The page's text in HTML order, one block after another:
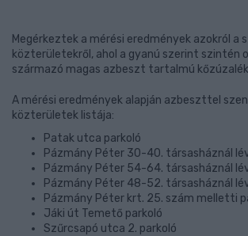
Megérkeztek a mérési eredmények azokról a
közterületekről, ahol a gyanú szerint szintén
származó magas azbeszt tartalmú
A mérési eredmények alapján azbeszttel
közterületek listája:
Patak utca parkoló
Pázmány Péter 30-40. társasháznál
Pázmány Péter 54-64. társasháznál
Pázmány Péter 48-52. társasháznál
Pázmány Péter krt. 25. szám melletti
Jáki út Temető parkoló
Szűrcsapó utca 2. parkoló